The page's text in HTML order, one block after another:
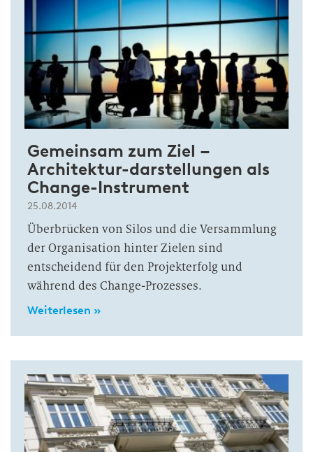
Gemeinsam zum Ziel –
Architektur-darstellungen als
Change-Instrument
25.08.2014
Überbrücken von Silos und die Versammlung
der Organisation hinter Zielen sind
entscheidend für den Projekterfolg und
während des Change-Prozesses.
Weiterlesen »